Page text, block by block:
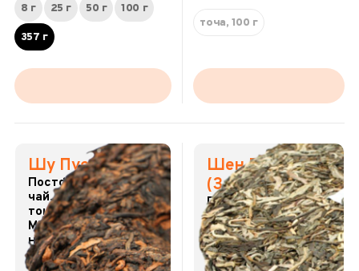
8 г 25 г 50 г 100 г
357 г
точа, 100 г
Шу Пуер
Постферментований
чай. Глибокий
тонізуючий ефект.
М’який та щільний
настій.
351
Шен Пуер
(Зелений пуер)
Природня
ферментація.
Надихає. Оновлює
сили.
185